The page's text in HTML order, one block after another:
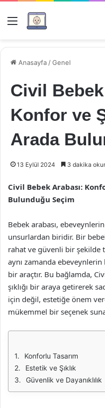
Menü
Anasayfa /Genel
Civil Bebek
Konfor ve
Arada
13 Eylül 2024 3 dakika
Civil Bebek Arabası:
Bulunduğu Seçim
Bebek arabası,
unsurlardan biridir. Bir
rahat ve güvenli bir şekilde
aynı zamanda ebeveynlerin
bir araçtır. Bu bağlamda,
şıklığı bir araya getirerek
için değil, estetiğe önem
mükemmel bir seçenek
Konforlu Tasarım
Estetik ve Şıklık
Güvenlik ve Dayanıklılık